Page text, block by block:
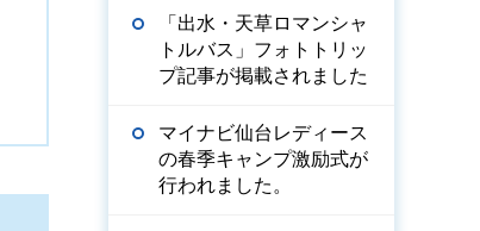
「出水・天草ロマンシャ
トルバス」フォトトリッ
プ記事が掲載されました
マイナビ仙台レディース
の春季キャンプ激励式が
行われました。